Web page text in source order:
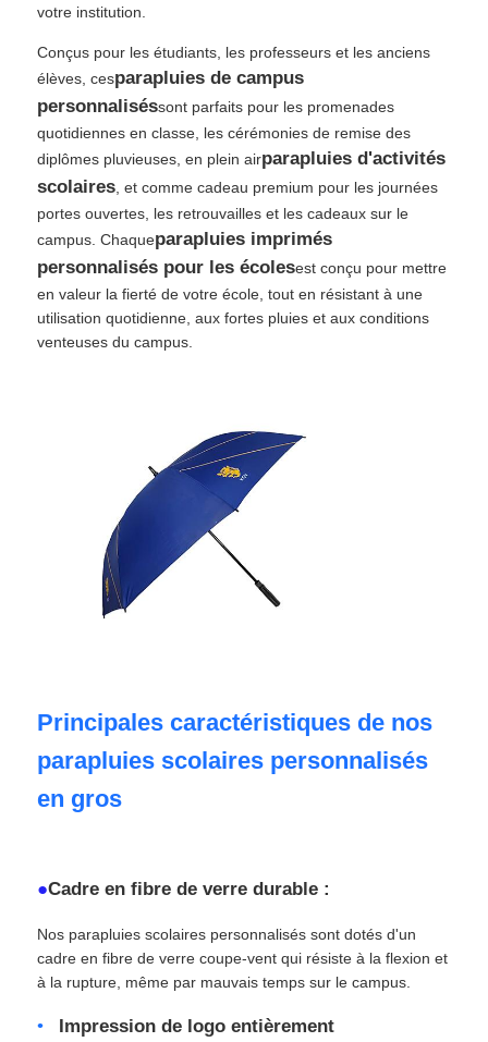
Des parapluies
Parapluies compacts
parapluies promotionnels
Parapluie étanche
Parapluie automatique ouverte
Parapluies à poignée en bois
Parapluies résistantes aux UV
Parapluies pour enfants
Parapluies créatifs
votre institution.
Conçus pour les étudiants, les professeurs et les anciens
élèves, cesparapluies de campus
personnaliséssont parfaits pour les promenades
quotidiennes en classe, les cérémonies de remise des
diplômes pluvieuses, en plein airparapluies d'activités
scolaires , et comme cadeau premium pour les journées
portes ouvertes, les retrouvailles et les cadeaux sur le
campus. Chaqueparapluies imprimés
personnalisés pour les écolesest conçu pour mettre
en valeur la fierté de votre école, tout en résistant à une
utilisation quotidienne, aux fortes pluies et aux conditions
venteuses du campus.
Principales caractéristiques de nos
parapluies scolaires personnalisés
en gros
●Cadre en fibre de verre durable :
Nos parapluies scolaires personnalisés sont dotés d'un
cadre en fibre de verre coupe-vent qui résiste à la flexion et
à la rupture, même par mauvais temps sur le campus.
Impression de logo entièrement